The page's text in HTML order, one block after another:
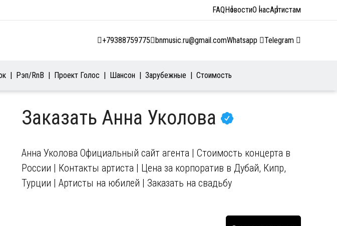
FAQНовостиО насАртистам
+79388759775 bnmusic.ru@gmail.comWhatsapp Telegram
Рэп/RnB Проект Голос Шансон Зарубежные Стоимость
Заказать Анна Уколова
Анна Уколова Официальный сайт агента | Стоимость концерта в
России | Контакты артиста | Цена за корпоратив в Дубай, Кипр,
Турции | Артисты на юбилей | Заказать на свадьбу